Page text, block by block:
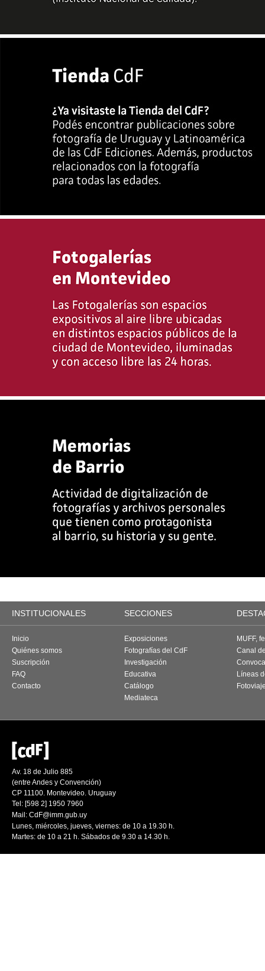
INSTITUCIONALES SECCIONES
Inicio
Quiénes somos
Suscripción
FAQ
Contacto
Exposiciones
Fotografías del CdF
Investigación
Educativa
Catálogo
Mediateca
MUFF,
Canal
Líneas
Av. 18 de Julio 885
(entre Andes y Convención)
CP 11100. Montevideo. Uruguay
Tel: [598 2] 1950 7960
Mail: CdF@imm.gub.uy
Lunes, miércoles, jueves, viernes: de 10 a 19.30 h.
Martes: de 10 a 21 h. Sábados de 9.30 a 14.30 h.